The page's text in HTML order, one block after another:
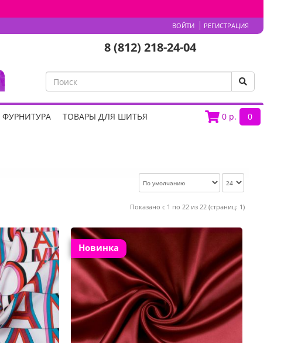
ВОЙТИ РЕГИСТРАЦИЯ
8 (812) 218-24-04
0 р. 0
ТОВАРЫ ДЛЯ ШИТЬЯ
Показано с 1 по 22 из 22 (страниц: 1)
Новинка